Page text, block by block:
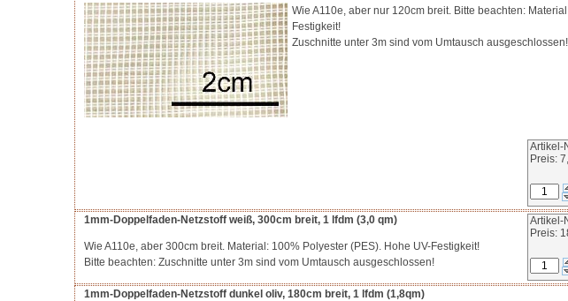
Wie A110e, aber nur 120cm breit. Bitte beachten:
Festigkeit!
Zuschnitte unter 3m sind vom Umtausch
Artikel-
Preis:
1mm-Doppelfaden-Netzstoff weiß, 300cm breit, 1 lfdm (3,0 qm)
Wie A110e, aber 300cm breit. Material: 100% Polyester (PES). Hohe UV-Festigkeit!
Bitte beachten: Zuschnitte unter 3m sind vom Umtausch ausgeschlossen!
Artikel-
Preis:
1mm-Doppelfaden-Netzstoff dunkel oliv, 180cm breit, 1 lfdm (1,8qm)